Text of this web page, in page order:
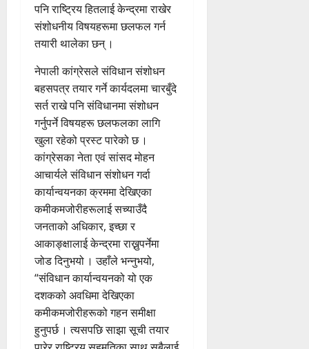
पनि राष्ट्रिय हितलाई केन्द्रमा राखेर
संशोधनीय विषयहरूमा छलफल गर्न
तयारी थालेका छन् ।
नेपाली कांग्रेसले संविधान संशोधन
बहसपत्र तयार गर्ने कार्यदलमा चारबुँदे
सर्त राखे पनि संविधानमा संशोधन
गर्नुपर्ने विषयहरू छलफलका लागि
खुला रहेको प्रस्ट पारेको छ ।
कांग्रेसका नेता एवं सांसद मोहन
आचार्यले संविधान संशोधन गर्दा
कार्यान्वयनका क्रममा देखिएका
कमीकमजोरीहरूलाई सच्याउँदै
जनताको अधिकार, इच्छा र
आकाङ्क्षालाई केन्द्रमा राख्नुपर्नेमा
जोड दिनुभयो । उहाँले भन्नुभयो,
“संविधान कार्यान्वयनको यो एक
दशकको अवधिमा देखिएका
कमीकमजोरीहरूको गहन समीक्षा
हुनुपर्छ । त्यसपछि साझा सूची तयार